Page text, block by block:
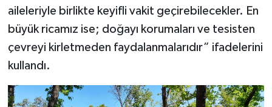
aileleriyle birlikte keyifli vakit geçirebilecekler. En
büyük ricamız ise; doğayı korumaları ve tesisten
çevreyi kirletmeden faydalanmalarıdır” ifadelerini
kullandı.